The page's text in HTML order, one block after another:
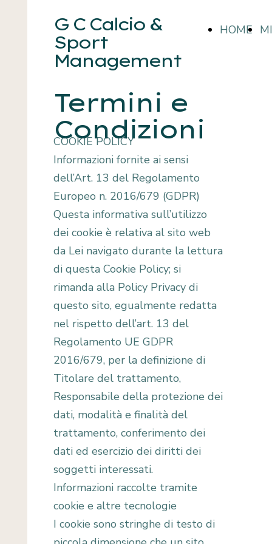
HOME
G C Calcio &
Sport
Management
Termini e
Condizioni
COOKIE POLICY
Informazioni fornite ai sensi
dell’Art. 13 del Regolamento
Europeo n. 2016/679 (GDPR)
Questa informativa sull’utilizzo
dei cookie è relativa al sito web
da Lei navigato durante la lettura
di questa Cookie Policy; si
rimanda alla Policy Privacy di
questo sito, egualmente redatta
nel rispetto dell’art. 13 del
Regolamento UE GDPR
2016/679, per la definizione di
Titolare del trattamento,
Responsabile della protezione dei
dati, modalità e finalità del
trattamento, conferimento dei
dati ed esercizio dei diritti dei
soggetti interessati.
Informazioni raccolte tramite
cookie e altre tecnologie
I cookie sono stringhe di testo di